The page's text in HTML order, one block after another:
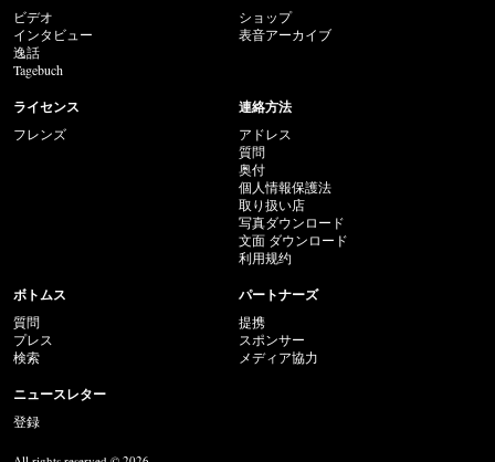
ビデオ
インタビュー
逸話
Tagebuch
ショップ
表音アーカイブ
ライセンス
フレンズ
連絡方法
アドレス
質問
奥付
個人情報保護法
取り扱い店
写真ダウンロード
文面 ダウンロード
利用规约
ボトムス
質問
プレス
検索
パートナーズ
提携
スポンサー
メディア協力
ニュースレター
登録